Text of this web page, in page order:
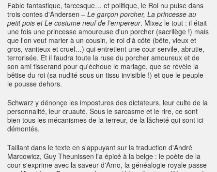
Fable fantastique, farcesque… et politique, le Roi nu puise dans
trois contes d'Andersen – Le garçon porcher, La princesse au
petit pois et Le costume neuf de l'empereur. Mixez le tout : il était
une fois une princesse amoureuse d'un porcher (sacrilège !) mais
que l'on veut marier à un cousin, le roi d'à côté (bête, vieux et
gros, vaniteux et cruel…) qui entretient une cour servile, abrutie,
terrorisée. Et il faudra toute la ruse du porcher amoureux et de
son ami tisserand pour qu'échoue le mariage, que se révèle la
bêtise du roi (sa nudité sous un tissu invisible !) et que le peuple
le pousse dehors.
Schwarz y dénonçe les impostures des dictateurs, leur culte de la
personnalité, leur cruauté. Sous le sarcasme et le rire, ce sont
bien tous les mécanismes de la terreur, de la lâcheté qui sont ici
démontés.
Taillant dans le texte en s'appuyant sur la traduction d'André
Marcowicz, Guy Theunissen l'a épicé à la belge : le poète de la
cour s'exprime avec la saveur d'Arno, la généalogie royale passe